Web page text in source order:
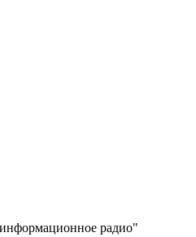
радио"